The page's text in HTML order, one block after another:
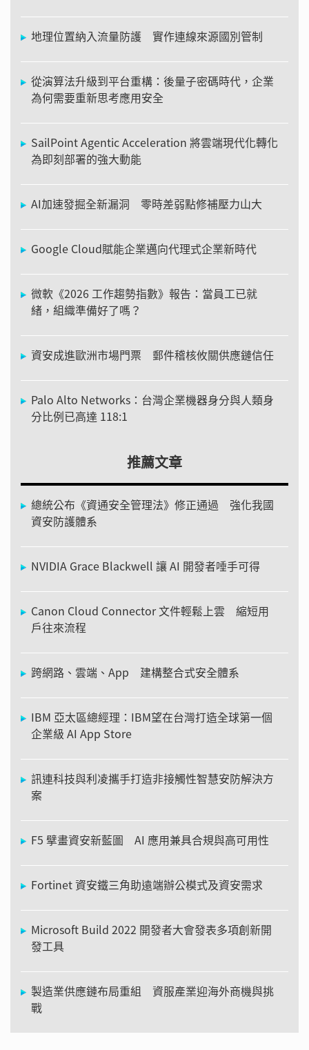
地理位置納入流量防護 實作連線來源國別管制
從演算法升級到平台重構：後量子密碼時代，企業
為何需要重新思考應用安全
SailPoint Agentic Acceleration 將雲端現代化轉化
為即刻部署的強大動能
AI加速發掘全新漏洞 零時差弱點修補壓力山大
Google Cloud賦能企業邁向代理式企業新時代
微軟《2026 工作趨勢指數》報告：當員工已就
緒，組織準備好了嗎？
資安成進歐洲市場門票 郵件稽核攸關供應鏈信任
Palo Alto Networks：台灣企業機器身分與人類身
分比例已高達 118:1
推薦文章
總統公布《資通安全管理法》修正通過 強化我國
資安防護體系
NVIDIA Grace Blackwell 讓 AI 開發者唾手可得
Canon Cloud Connector 文件輕鬆上雲 縮短用
戶往來流程
跨網路、雲端、App 建構整合式安全體系
IBM 亞太區總經理：IBM望在台灣打造全球第一個
企業級 AI App Store
訊連科技與利凌攜手打造非接觸性智慧安防解決方
案
F5 擘畫資安新藍圖 AI 應用兼具合規與高可用性
Fortinet 資安鐵三角助遠端辦公模式及資安需求
Microsoft Build 2022 開發者大會發表多項創新開
發工具
製造業供應鏈布局重組 資服產業迎海外商機與挑
戰